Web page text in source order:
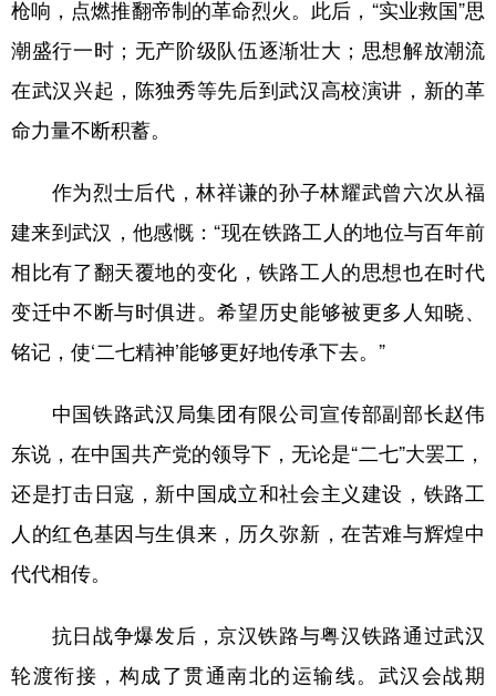
枪响，点燃推翻帝制的革命烈火。此后，“实业救国”思
潮盛行一时；无产阶级队伍逐渐壮大；思想解放潮流
在武汉兴起，陈独秀等先后到武汉高校演讲，新的革
命力量不断积蓄。
作为烈士后代，林祥谦的孙子林耀武曾六次从福
建来到武汉，他感慨：“现在铁路工人的地位与百年前
相比有了翻天覆地的变化，铁路工人的思想也在时代
变迁中不断与时俱进。希望历史能够被更多人知晓、
铭记，使‘二七精神’能够更好地传承下去。”
中国铁路武汉局集团有限公司宣传部副部长赵伟
东说，在中国共产党的领导下，无论是“二七”大罢工，
还是打击日寇，新中国成立和社会主义建设，铁路工
人的红色基因与生俱来，历久弥新，在苦难与辉煌中
代代相传。
抗日战争爆发后，京汉铁路与粤汉铁路通过武汉
轮渡衔接，构成了贯通南北的运输线。武汉会战期